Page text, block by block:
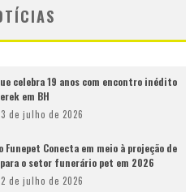
celebra 19 anos com encontro inédito
em BH
de julho de 2026
Funepet Conecta em meio à projeção de
o setor funerário pet em 2026
de julho de 2026